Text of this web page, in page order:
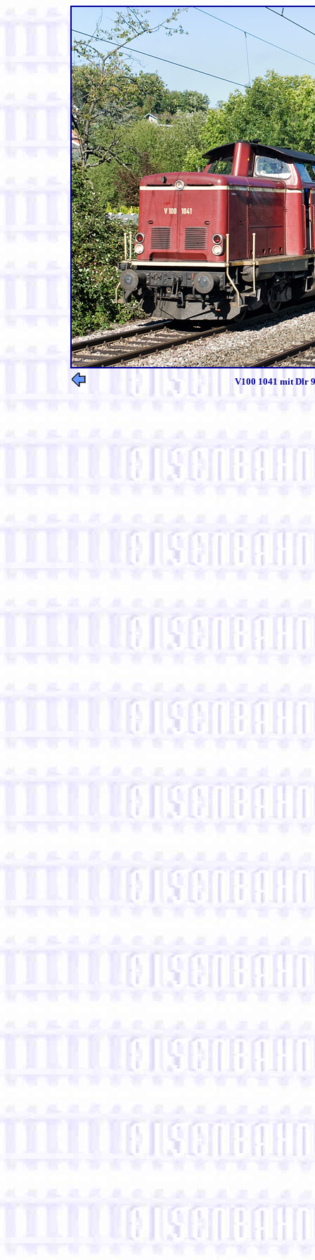
V100 1041 mit Dlr